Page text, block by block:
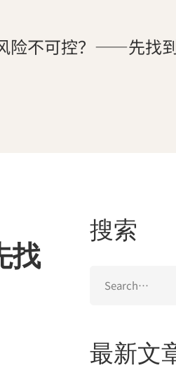
险不可控？——先找
找
搜索
for:
最新文